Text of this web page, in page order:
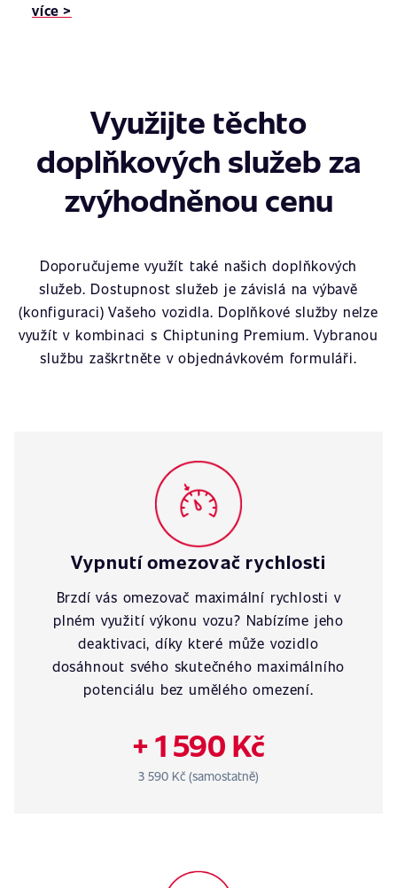
více >
Využijte těchto
doplňkových služeb za
zvýhodněnou cenu
Doporučujeme využít také našich doplňkových
služeb. Dostupnost služeb je závislá na výbavě
(konfiguraci) Vašeho vozidla. Doplňkové služby nelze
využít v kombinaci s Chiptuning Premium. Vybranou
službu zaškrtněte v objednávkovém formuláři.
Vypnutí omezovač rychlosti
Brzdí vás omezovač maximální rychlosti v
plném využití výkonu vozu? Nabízíme jeho
deaktivaci, díky které může vozidlo
dosáhnout svého skutečného maximálního
potenciálu bez umělého omezení.
+ 1 590 Kč
3 590 Kč (samostatně)